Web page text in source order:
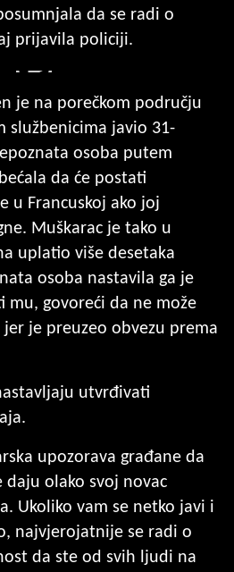
da se radi o
prijavila policiji.
je na porečkom području
službenicima javio 31-
osoba putem
da će postati
u Francuskoj ako joj
Muškarac je tako u
uplatio više desetaka
osoba nastavila ga je
govoreći da ne može
je preuzeo obvezu prema
utvrđivati
upozorava građane da
olako svoj novac
Ukoliko vam se netko javi i
najvjerojatnije se radi o
da ste od svih ljudi na